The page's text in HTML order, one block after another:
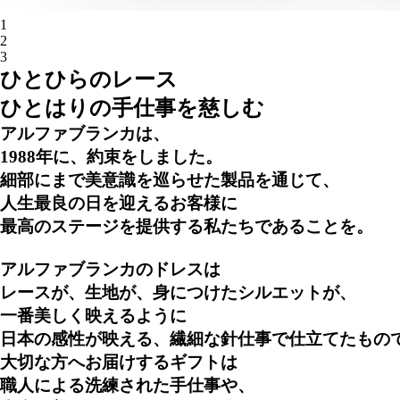
1
2
3
ひとひらのレース
ひとはりの手仕事を慈しむ
アルファブランカは、
1988年に、約束をしました。
細部にまで美意識を巡らせた製品を通じて、
人生最良の日を迎えるお客様に
最高のステージを提供する私たちであることを。
アルファブランカのドレスは
レースが、生地が、身につけたシルエットが、
一番美しく映えるように
日本の感性が映える、繊細な針仕事で仕立てたもの
大切な方へお届けするギフトは
職人による洗練された手仕事や、